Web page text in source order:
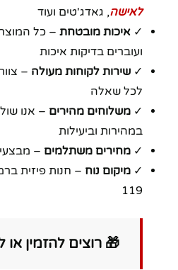
לאישה, גאדג'טים ועוד
✓ איכות מובטחת – כל
ועוברים בדיקות איכות
✓ שירות לקוחות מעולה –
לכל שאלה
✓ משלוחים מהירים – אנו
במהירות וביעילות
✓ מחירים משתלמים –
✓ מיקום נוח – חנות פיזית
119
🎁 רוצים להזמין